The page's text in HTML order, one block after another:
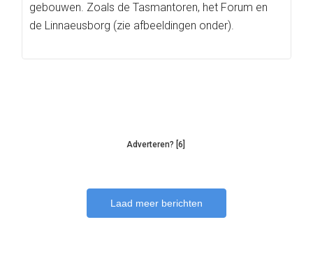
gebouwen. Zoals de Tasmantoren, het Forum en
de Linnaeusborg (zie afbeeldingen onder).
Adverteren? [6]
Laad meer berichten